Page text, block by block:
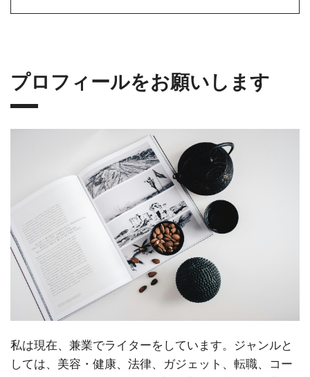
プロフィールをお願いします
私は現在、兼業でライターをしています。ジャンルと
しては、美容・健康、法律、ガジェット、転職、コー